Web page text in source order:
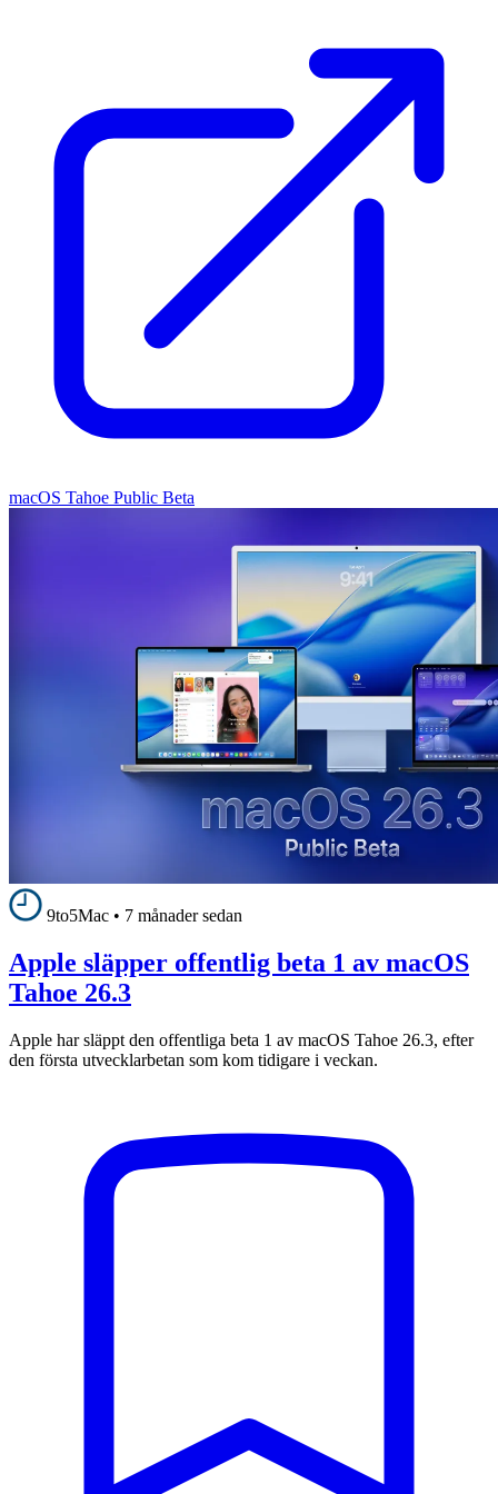
macOS Tahoe Public Beta
9to5Mac • 7 månader sedan
Apple släpper offentlig beta 1 av macOS
Tahoe 26.3
Apple har släppt den offentliga beta 1 av macOS Tahoe 26.3, efter
den första utvecklarbetan som kom tidigare i veckan.